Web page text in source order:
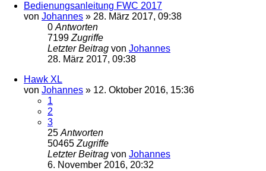
Bedienungsanleitung FWC 2017
von Johannes » 28. März 2017, 09:38
0 Antworten
7199 Zugriffe
Letzter Beitrag von Johannes
28. März 2017, 09:38
Hawk XL
von Johannes » 12. Oktober 2016, 15:36
1
2
3
25 Antworten
50465 Zugriffe
Letzter Beitrag von Johannes
6. November 2016, 20:32